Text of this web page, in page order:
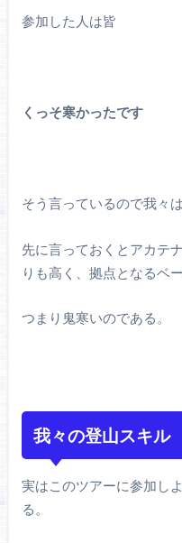
参加した人は皆
くっそ寒かったです
そう言っているので我々
先に言っておくとアカテ
りも高く、拠点となるベ
つまり鬼寒いのである。
我々の登山スキル
実はこのツアーに参加し
る。